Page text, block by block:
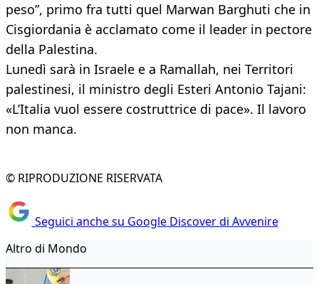
peso”, primo fra tutti quel Marwan Barghuti che in
Cisgiordania è acclamato come il leader in pectore
della Palestina.
Lunedì sarà in Israele e a Ramallah, nei Territori
palestinesi, il ministro degli Esteri Antonio Tajani:
«L’Italia vuol essere costruttrice di pace». Il lavoro
non manca.
© RIPRODUZIONE RISERVATA
Seguici anche su Google Discover di Avvenire
Altro di Mondo